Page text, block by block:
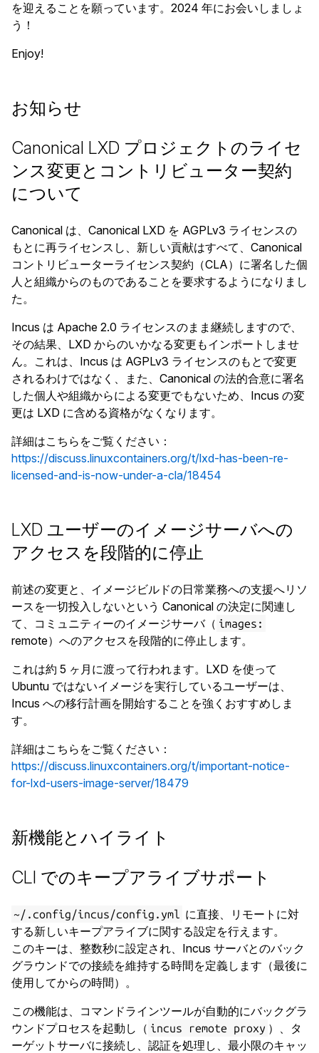
を迎えることを願っています。2024 年にお会いしましょ
う！
Enjoy!
お知らせ
Canonical LXD プロジェクトのライセ
ンス変更とコントリビューター契約
について
Canonical は、Canonical LXD を AGPLv3 ライセンスの
もとに再ライセンスし、新しい貢献はすべて、Canonical
コントリビューターライセンス契約（CLA）に署名した個
人と組織からのものであることを要求するようになりまし
た。
Incus は Apache 2.0 ライセンスのまま継続しますので、
その結果、LXD からのいかなる変更もインポートしませ
ん。これは、Incus は AGPLv3 ライセンスのもとで変更
されるわけではなく、また、Canonical の法的合意に署名
した個人や組織からによる変更でもないため、Incus の変
更は LXD に含める資格がなくなります。
詳細はこちらをご覧ください：
https://discuss.linuxcontainers.org/t/lxd-has-been-re-
licensed-and-is-now-under-a-cla/18454
LXD ユーザーのイメージサーバへの
アクセスを段階的に停止
前述の変更と、イメージビルドの日常業務への支援へリソ
ースを一切投入しないという Canonical の決定に関連し
て、コミュニティーのイメージサーバ（ images:
remote）へのアクセスを段階的に停止します。
これは約 5 ヶ月に渡って行われます。LXD を使って
Ubuntu ではないイメージを実行しているユーザーは、
Incus への移行計画を開始することを強くおすすめしま
す。
詳細はこちらをご覧ください：
https://discuss.linuxcontainers.org/t/important-notice-
for-lxd-users-image-server/18479
新機能とハイライト
CLI でのキープアライブサポート
~/.config/incus/config.yml に直接、リモートに対
する新しいキープアライブに関する設定を行えます。
このキーは、整数秒に設定され、Incus サーバとのバック
グラウンドでの接続を維持する時間を定義します（最後に
使用してからの時間）。
この機能は、コマンドラインツールが自動的にバックグラ
ウンドプロセスを起動し（ incus remote proxy ）、タ
ーゲットサーバに接続し、認証を処理し、最小限のキャッ